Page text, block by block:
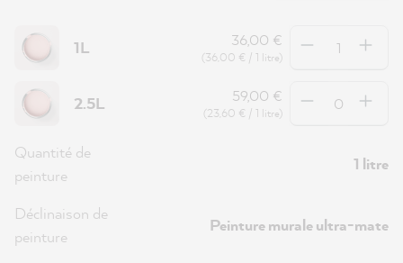
1L 36,00 €
(36,00 € / 1 litre)
2.5L 59,00 €
(23,60 € / 1 litre)
Quantité de
peinture
1 litre
Déclinaison de
peinture
Peinture murale ultra-mate